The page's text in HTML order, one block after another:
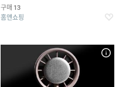
구매 13
홈앤쇼핑